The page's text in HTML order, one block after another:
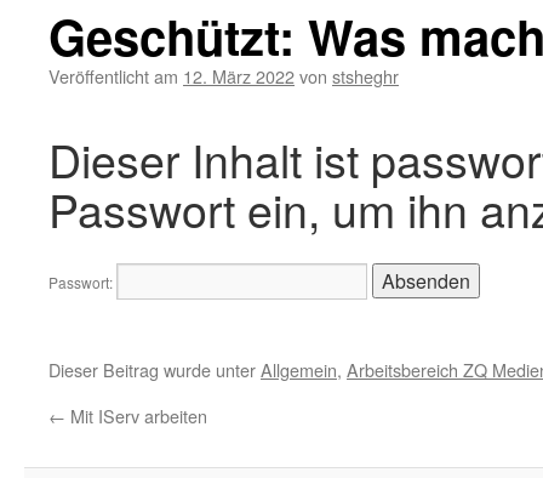
Geschützt: Was
Veröffentlicht am 12. März 2022von stsheghr
Dieser Inhalt ist
Passwort ein, um ihn
Passwort:
Dieser Beitrag wurde unterAllgemein, Arbeitsbereich ZQ
← Mit IServ arbeiten